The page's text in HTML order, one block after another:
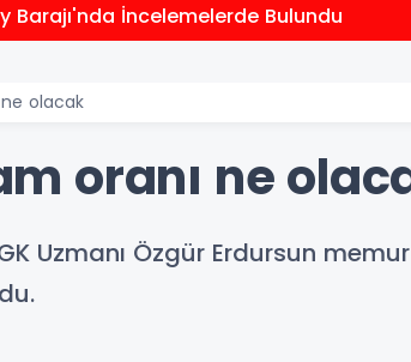
Barajı'nda İncelemelerde Bulundu
olacak
oranı ne
Uzmanı Özgür Erdursun